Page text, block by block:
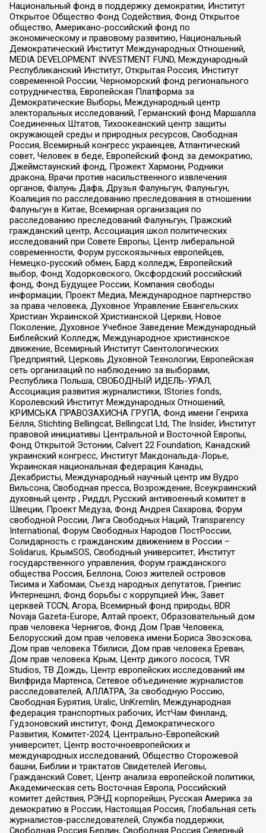
Национальный фонд в поддержку демократии, Институт
Открытое Общество Фонд Содействия, Фонд Открытое
общество, Американо-российский фонд по
экономическому и правовому развитию, Национальный
Демократический Институт Международных Отношений,
MEDIA DEVELOPMENT INVESTMENT FUND, Международный
Республиканский Институт, Открытая Россия, Институт
современной России, Черноморский фонд регионального
сотрудничества, Европейская Платформа за
Демократические Выборы, Международный центр
электоральных исследований, Германский фонд Маршалла
Соединенных Штатов, Тихоокеанский центр защиты
окружающей среды и природных ресурсов, Свободная
Россия, Всемирный конгресс украинцев, Атлантический
совет, Человек в беде, Европейский фонд за демократию,
Джеймстаунский фонд, Прожект Хармони, Родники
дракона, Врачи против насильственного извлечения
органов, Фалунь Дафа, Друзья Фалуньгун, Фалуньгун,
Коалиция по расследованию преследования в отношении
Фалуньгун в Китае, Всемирная организация по
расследованию преследований Фалуньгун, Пражский
гражданский центр, Ассоциация школ политических
исследований при Совете Европы, Центр либеральной
современности, Форум русскоязычных европейцев,
Немецко-русский обмен, Бард колледж, Европейский
выбор, Фонд Ходорковского, Оксфордский российский
фонд, Фонд Будущее России, Компания свободы
информации, Проект Медиа, Международное партнерство
за права человека, Духовное Управление Евангельских
Христиан Украинской Христианской Церкви, Новое
Поколение, Духовное Учебное Заведение Международный
Библейский Колледж, Международное христианское
движение, Всемирный Институт Саентологических
Предприятий, Церковь Духовной Технологии, Европейская
сеть организаций по наблюдению за выборами,
Республика Польша, СВОБОДНЫЙ ИДЕЛЬ-УРАЛ,
Ассоциация развития журналистики, IStories fonds,
Королевский Институт Международных Отношений,
КРИМСЬКА ПРАВОЗАХИСНА ГРУПА, Фонд имени Генриха
Бёлля, Stichting Bellingcat, Bellingcat Ltd, The Insider, Институт
правовой инициативы Центральной и Восточной Европы,
Фонд Открытой Эстонии, Calvert 22 Foundation, Канадский
украинский конгресс, Институт Макдональда-Лорье,
Украинская национальная федерация Канады,
Декабристы, Международный научный центр им Вудро
Вильсона, Свободная пресса, Возрождение, Всеукраинский
духовный центр , Риддл, Русский антивоенный комитет в
Швеции, Проект Медуза, Фонд Андрея Сахарова, Форум
свободной России, Лига Свободных Наций, Transparеncy
International, Форум Свободных Народов ПостРоссии,
Солидарность с гражданским движением в России –
Solidarus, КрымSOS, Свободный университет, Институт
государственного управления, Форум гражданского
общества Россия, Беллона, Союз жителей островов
Тисима и Хабомаи, Съезд народных депутатов, Гринпис
Интернешнл, Фонд борьбы с коррупцией Инк, Завет
церквей TCCN, Агора, Всемирный фонд природы, BDR
Novaja Gazeta-Europe, Алтай проект, Образовательный дом
прав человека Чернигов, Фонд Дом Прав Человека,
Белорусский дом прав человека имени Бориса Звозскова,
Дом прав человека Тбилиси, Дом прав человека Ереван,
Дом прав человека Крым, Центр дикого лосося, TVR
Studios, ТВ Дождь, Центр европейских исследований им
Вилфрида Мартенса, Сетевое объединение журналистов
расследователей, АЛЛАТРА, За свободную Россию,
Свободная Бурятия, Uralic, UnKremlin, Международная
федерация транспортных рабочих, ИстЧам Финланд,
Гудзоновский институт, Фонд Демократического
Развития, Комитет-2024, Центрально-Европейский
университет, Центр восточноевропейских и
международных исследований, Общество Сторожевой
башни, Библии и трактатов Свидетелей Иеговы,
Гражданский Совет, Центр анализа европейской политики,
Академическая сеть Восточная Европа, Российский
комитет действия, РЭНД корпорейшн, Русская Америка за
демократию в России, Настоящая Россия, Глобальная сеть
журналистов-расследователей, Служба поддержки,